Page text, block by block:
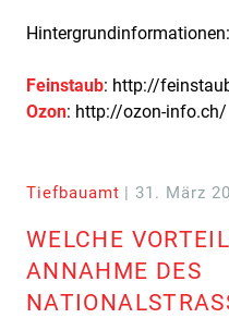
Hintergrundinformationen:
Feinstaub: http://
Ozon: http://ozon-info.ch/
Tiefbauamt | 31. März
WELCHE
ANNAHME DES